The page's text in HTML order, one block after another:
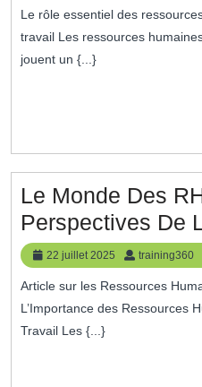
2025
Le rôle essentiel des ressources humaines dans le monde du
travail Les ressources
jouent un {...}
Le Monde Des
Perspectives De
22 juillet 2025
22
juillet
2025
training360
Article sur les Ressources Humaines et l’Emploi RH Emploi :
L’Importance des Ressources
Travail Les {...}